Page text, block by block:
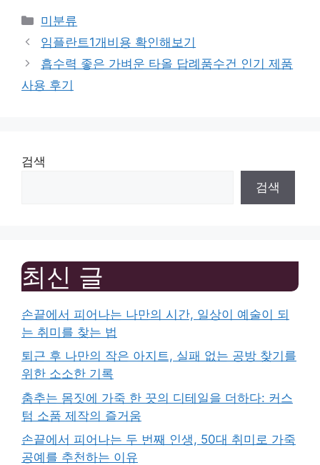
Categories
미분류
임플란트1개비용 확인해보기
흡수력 좋은 가벼운 타올 답례품수건 인기 제품
사용 후기
검색
검색
최신 글
손끝에서 피어나는 나만의 시간, 일상이 예술이 되
는 취미를 찾는 법
퇴근 후 나만의 작은 아지트, 실패 없는 공방 찾기를
위한 소소한 기록
춤추는 몸짓에 가죽 한 끗의 디테일을 더하다: 커스
텀 소품 제작의 즐거움
손끝에서 피어나는 두 번째 인생, 50대 취미로 가죽
공예를 추천하는 이유